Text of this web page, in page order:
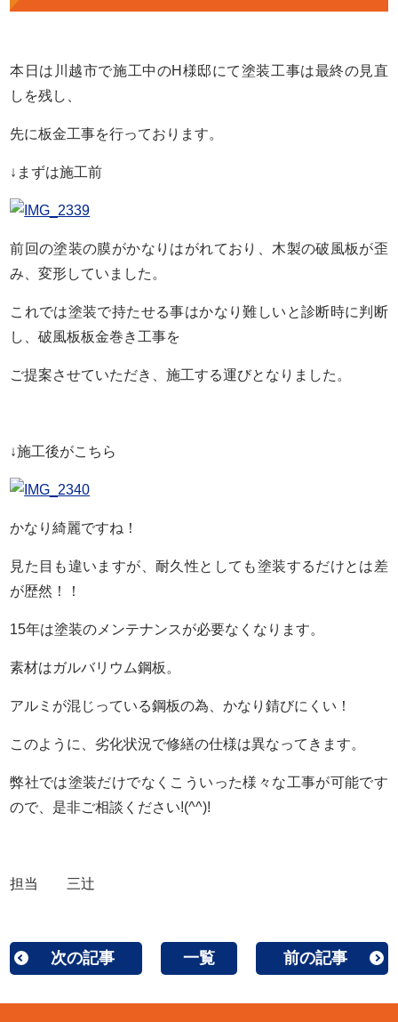
本日は川越市で施工中のH様邸にて塗装工事は最終の見直
しを残し、
先に板金工事を行っております。
↓まずは施工前
前回の塗装の膜がかなりはがれており、木製の破風板が歪
み、変形していました。
これでは塗装で持たせる事はかなり難しいと診断時に判断
し、破風板板金巻き工事を
ご提案させていただき、施工する運びとなりました。
↓施工後がこちら
かなり綺麗ですね！
見た目も違いますが、耐久性としても塗装するだけとは差
が歴然！！
15年は塗装のメンテナンスが必要なくなります。
素材はガルバリウム鋼板。
アルミが混じっている鋼板の為、かなり錆びにくい！
このように、劣化状況で修繕の仕様は異なってきます。
弊社では塗装だけでなくこういった様々な工事が可能です
ので、是非ご相談ください!(^^)!
担当 三辻
次の記事 一覧 前の記事